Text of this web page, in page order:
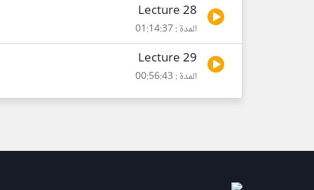
Lecture 28
المدة : 01:14:37
Lecture 29
المدة : 00:56:43